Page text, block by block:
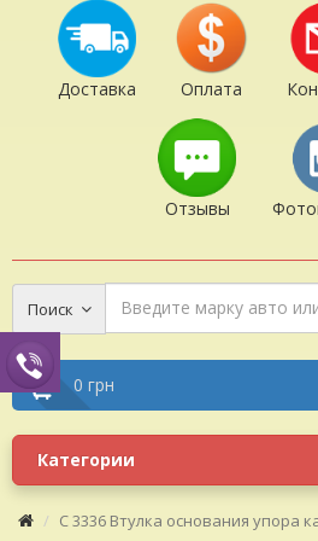
Доставка Оплата
Отзывы
Поиск
0 грн
Категории
C 3336 Втулка основания упора